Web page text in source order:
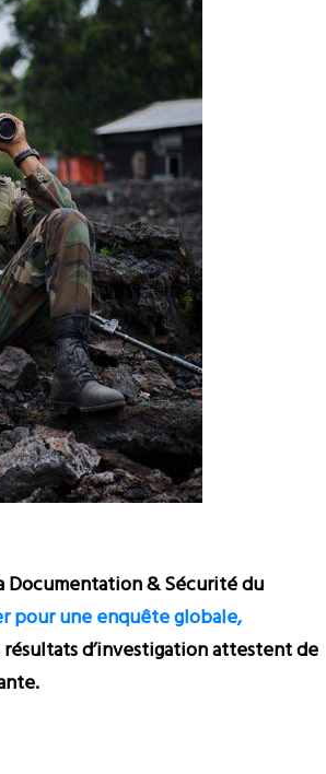
Documentation & Sécurité du
pour une enquête globale,
résultats d’investigation attestent de